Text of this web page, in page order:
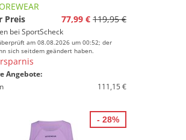
Preis
77,99 € 119,95 €
bei SportScheck
am 08.08.2026 um 00:52; der
sich seitdem geändert haben.
Angebote:
111,15 €
- 28%